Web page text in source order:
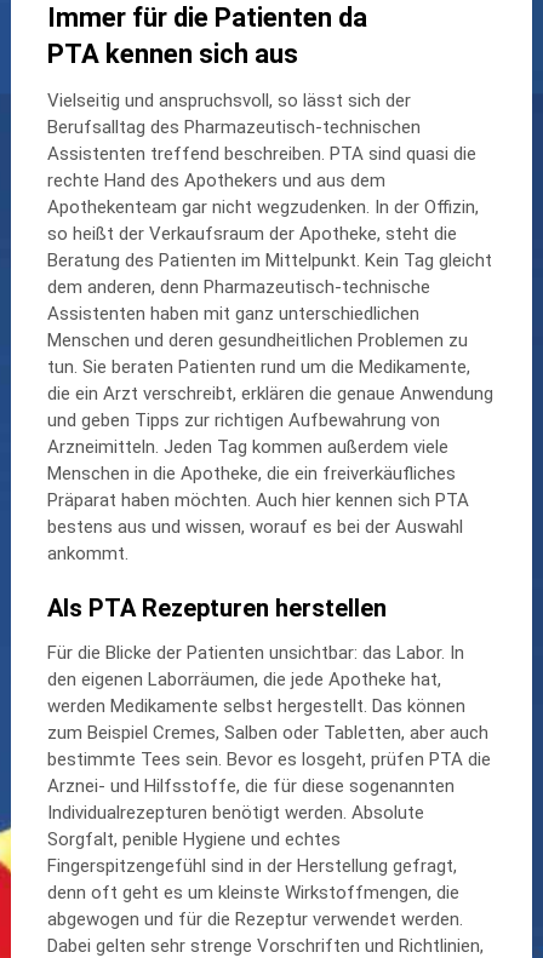
Immer für die Patienten da
PTA kennen sich aus
Vielseitig und anspruchsvoll, so lässt sich der
Berufsalltag des Pharmazeutisch-technischen
Assistenten treffend beschreiben. PTA sind quasi die
rechte Hand des Apothekers und aus dem
Apothekenteam gar nicht wegzudenken. In der Offizin,
so heißt der Verkaufsraum der Apotheke, steht die
Beratung des Patienten im Mittelpunkt. Kein Tag gleicht
dem anderen, denn Pharmazeutisch-technische
Assistenten haben mit ganz unterschiedlichen
Menschen und deren gesundheitlichen Problemen zu
tun. Sie beraten Patienten rund um die Medikamente,
die ein Arzt verschreibt, erklären die genaue Anwendung
und geben Tipps zur richtigen Aufbewahrung von
Arzneimitteln. Jeden Tag kommen außerdem viele
Menschen in die Apotheke, die ein freiverkäufliches
Präparat haben möchten. Auch hier kennen sich PTA
bestens aus und wissen, worauf es bei der Auswahl
ankommt.
Als PTA Rezepturen herstellen
Für die Blicke der Patienten unsichtbar: das Labor. In
den eigenen Laborräumen, die jede Apotheke hat,
werden Medikamente selbst hergestellt. Das können
zum Beispiel Cremes, Salben oder Tabletten, aber auch
bestimmte Tees sein. Bevor es losgeht, prüfen PTA die
Arznei- und Hilfsstoffe, die für diese sogenannten
Individualrezepturen benötigt werden. Absolute
Sorgfalt, penible Hygiene und echtes
Fingerspitzengefühl sind in der Herstellung gefragt,
denn oft geht es um kleinste Wirkstoffmengen, die
abgewogen und für die Rezeptur verwendet werden.
Dabei gelten sehr strenge Vorschriften und Richtlinien,